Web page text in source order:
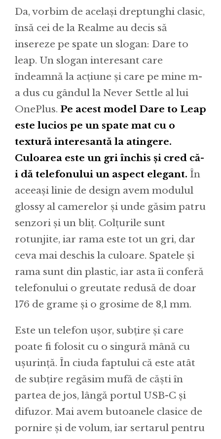
Da, vorbim de același dreptunghi clasic,
însă cei de la Realme au decis să
insereze pe spate un slogan: Dare to
leap. Un slogan interesant care
îndeamnă la acțiune și care pe mine m-
a dus cu gândul la Never Settle al lui
OnePlus. Pe acest model Dare to Leap
este lucios pe un spate mat cu o
textură interesantă la atingere.
Culoarea este un gri închis și cred că-
i dă telefonului un aspect elegant. În
aceeași linie de design avem modulul
glossy al camerelor și unde găsim patru
senzori și un bliț. Colțurile sunt
rotunjite, iar rama este tot un gri, dar
ceva mai deschis la culoare. Spatele și
rama sunt din plastic, iar asta îi conferă
telefonului o greutate redusă de doar
176 de grame și o grosime de 8,1 mm.
Este un telefon ușor, subțire și care
poate fi folosit cu o singură mână cu
ușurință. În ciuda faptului că este atât
de subțire regăsim mufă de căști în
partea de jos, lângă portul USB-C și
difuzor. Mai avem butoanele clasice de
pornire și de volum, iar sertarul pentru